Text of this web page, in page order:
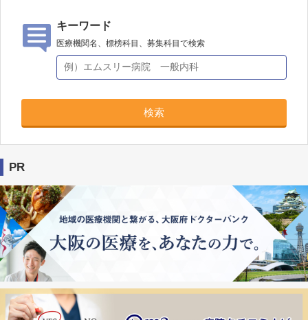
キーワード
医療機関名、標榜科目、募集科目で検索
検索
PR